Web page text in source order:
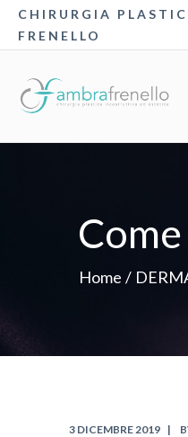
CHIRURGIA
FRENELLO
Home /
3 DICEMBRE 2019